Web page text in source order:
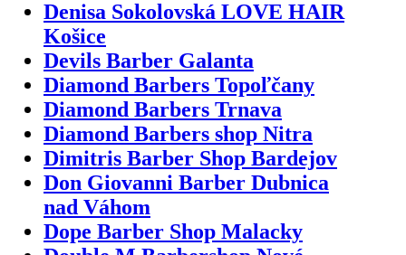
Denisa Sokolovská LOVE HAIR
Košice
Devils Barber Galanta
Diamond Barbers Topoľčany
Diamond Barbers Trnava
Diamond Barbers shop Nitra
Dimitris Barber Shop Bardejov
Don Giovanni Barber Dubnica
nad Váhom
Dope Barber Shop Malacky